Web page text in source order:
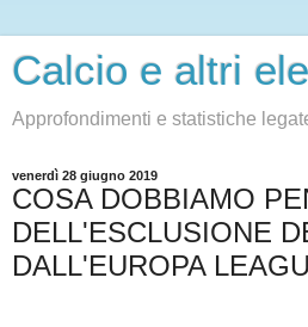
Calcio e altri
Approfondimenti e statistiche
venerdì 28 giugno 2019
COSA DOBBIAMO
DELL'ESCLUSIONE
DALL'EUROPA